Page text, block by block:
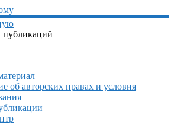
об авторских правах и условия